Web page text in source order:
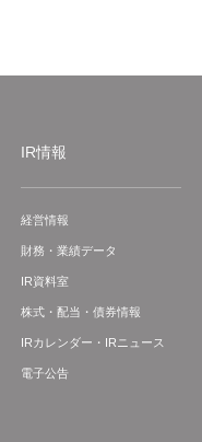
IR情報
経営情報
財務・業績データ
IR資料室
株式・配当・債券情報
IRカレンダー・IRニュース
電子公告